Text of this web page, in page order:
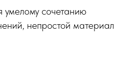
сочетанию
непростой материал